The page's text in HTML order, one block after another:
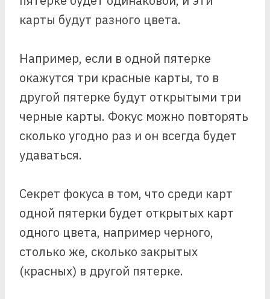
карты будут разного цвета.
Например, если в одной пятерке
окажутся три красные карты, то в
другой пятерке будут открытыми три
черные карты. Фокус можно повторять
сколько угодно раз и он всегда будет
удаваться.
Секрет фокуса в том, что среди карт
одной пятерки будет открытых карт
одного цвета, например черного,
столько же, сколько закрытых
(красных) в другой пятерке.